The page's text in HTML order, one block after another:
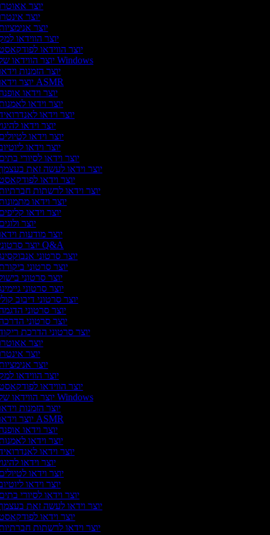
יוצר
יוצר
יוצר
יוצר הווידאו
יוצר הווידאו
יוצר הווידאו של Windows
יוצר הזמנות
יוצר וידאו ASMR
יוצר וידאו
יוצר וידאו
יוצר וידאו
יוצר וידאו
יוצר וידאו
יוצר וידאו
יוצר וידאו לסיורי
יוצר וידאו לעשה זאת
יוצר וידאו
יוצר וידאו לרשתות
יוצר וידאו
יוצר וידאו
יוצר
יוצר מודעות
יוצר סרטוני Q&A
יוצר סרטוני
יוצר סרטוני
יוצר סרטוני
יוצר סרטוני
יוצר סרטוני דיבוב
יוצר סרטוני
יוצר סרטוני
יוצר סרטוני הדרכת
יוצר
יוצר
יוצר
יוצר הווידאו
יוצר הווידאו
יוצר הווידאו של Windows
יוצר הזמנות
יוצר וידאו ASMR
יוצר וידאו
יוצר וידאו
יוצר וידאו
יוצר וידאו
יוצר וידאו
יוצר וידאו
יוצר וידאו לסיורי
יוצר וידאו לעשה זאת
יוצר וידאו
יוצר וידאו לרשתות